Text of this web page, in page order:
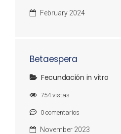
February 2024
Betaespera
Fecundación in vitro
754vistas
0 comentarios
November 2023